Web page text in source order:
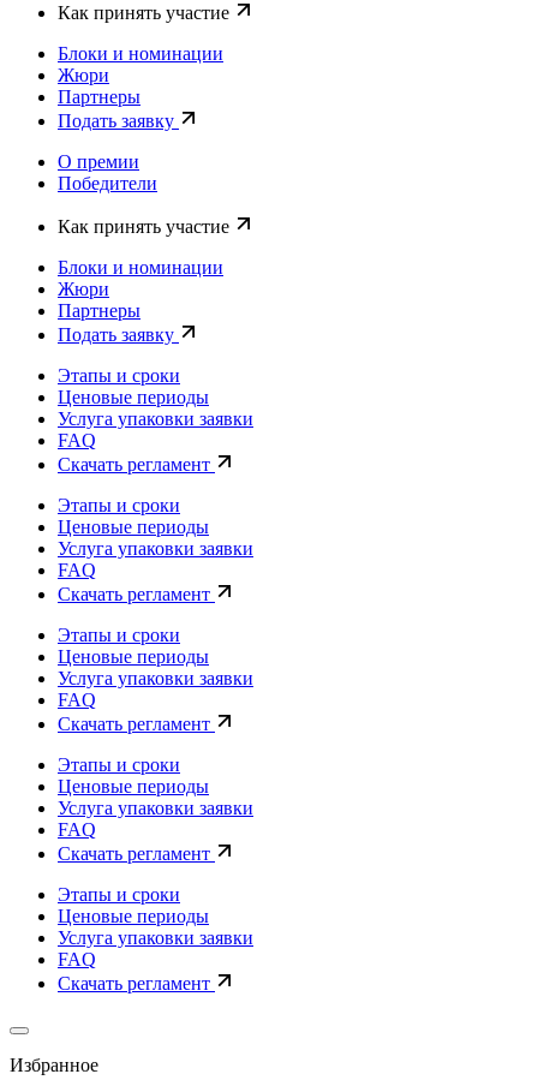
Как принять участие
Блоки и номинации
Жюри
Партнеры
Подать заявку
О премии
Победители
Как принять участие
Блоки и номинации
Жюри
Партнеры
Подать заявку
Этапы и сроки
Ценовые периоды
Услуга упаковки заявки
FAQ
Скачать регламент
Этапы и сроки
Ценовые периоды
Услуга упаковки заявки
FAQ
Скачать регламент
Этапы и сроки
Ценовые периоды
Услуга упаковки заявки
FAQ
Скачать регламент
Этапы и сроки
Ценовые периоды
Услуга упаковки заявки
FAQ
Скачать регламент
Этапы и сроки
Ценовые периоды
Услуга упаковки заявки
FAQ
Скачать регламент
Избранное